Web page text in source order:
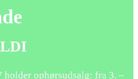
holder ophørsudsalg: fra 3. –